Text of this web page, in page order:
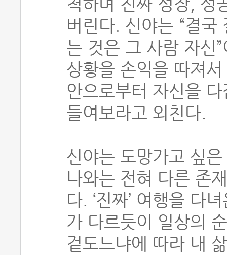
버린다. 신야는 “결국
는 것은 그 사람 자신
상황을 손익을 따져
안으로부터 자신을
들여보라고 외친다.
신야는 도망가고 싶
나와는 전혀 다른 존
다. ‘진짜’ 여행을 다
가 다르듯이 일상의
겉도느냐에 따라 내